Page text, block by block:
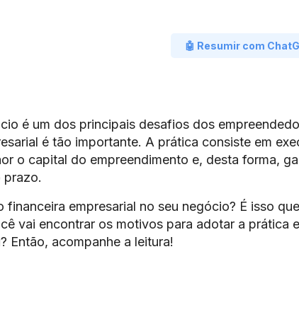
🤖 Resumir com
é um dos principais desafios dos
é tão importante. A prática consiste em
o capital do empreendimento e, desta forma,
prazo.
empresarial no seu negócio? É isso que
vai encontrar os motivos para adotar a prática
Então, acompanhe a leitura!